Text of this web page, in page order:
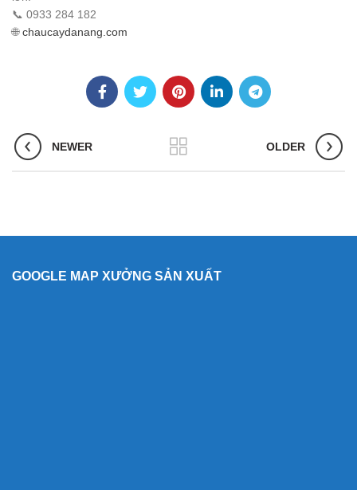
📞 0933 284 182
🌐chaucaydanang.com
NEWER OLDER
GOOGLE MAP XƯỞNG SẢN XUẤT